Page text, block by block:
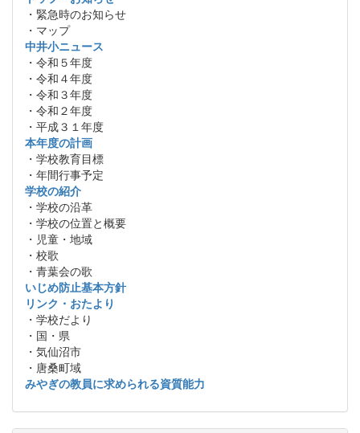
・緊急時のお知らせ
・マップ
中井小ニュース
・令和５年度
・令和４年度
・令和３年度
・令和２年度
・平成３１年度
本年度の計画
・学校教育目標
・年間行事予定
学校の紹介
・学校の沿革
・学校の位置と概要
・児童・地域
・校歌
・青葉会の歌
いじめ防止基本方針
リンク・おたより
・学校だより
・国・県
・気仙沼市
・唐桑町域
みやぎの教員に求められる資質能力